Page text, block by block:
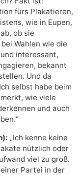
fürs Plakatieren,
wie in Eupen,
ob sie
Wahlen wie die
interessant,
bekannt
Und da
selbst habe beim
wie viele
und auch
„Ich kenne keine
nützlich oder
viel zu groß.
Partei in der